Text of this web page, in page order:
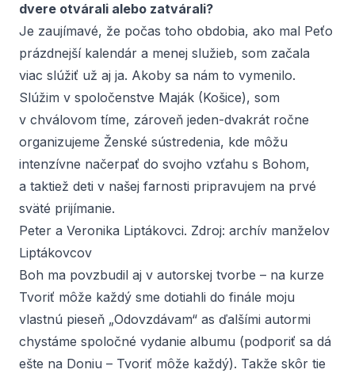
dvere otvárali alebo zatvárali?
Je zaujímavé, že počas toho obdobia, ako mal Peťo
prázdnejší kalendár a menej služieb, som začala
viac slúžiť už aj ja. Akoby sa nám to vymenilo.
Slúžim v spoločenstve Maják (Košice), som
v chválovom tíme, zároveň jeden-dvakrát ročne
organizujeme Ženské sústredenia, kde môžu
intenzívne načerpať do svojho vzťahu s Bohom,
a taktiež deti v našej farnosti pripravujem na prvé
sväté prijímanie.
Peter a Veronika Liptákovci. Zdroj: archív manželov
Liptákovcov
Boh ma povzbudil aj v autorskej tvorbe – na kurze
Tvoriť môže každý sme dotiahli do finále moju
vlastnú pieseň „Odovzdávam“ as ďalšími autormi
chystáme spoločné vydanie albumu (podporiť sa dá
ešte na Doniu – Tvoriť môže každý). Takže skôr tie